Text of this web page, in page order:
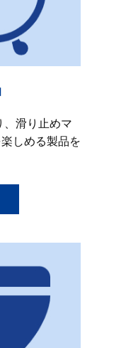
、滑り止めマ
しめる製品を